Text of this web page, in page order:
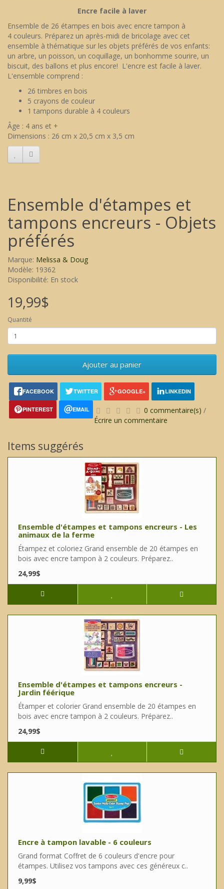
Encre facile à laver
Ensemble de 26 étampes en bois avec encre tampon à
4 couleurs. Préparez un après-midi de bricolage avec cet
ensemble à thématique sur les objets préférés de vos enfants:
un arbre, un poisson, un coquillage, un bonhomme sourire, un
biscuit, des ballons et plus encore! L'encre est facile à laver.
L'ensemble comprend :
26 timbres en bois
5 crayons de couleur
1 tampons durable à 4 couleurs
Âge : 4 ans et +
Dimensions : 26 cm x 20,5 cm x 3,5 cm
Ensemble d'étampes et
tampons encreurs - Objets
préférés
Marque: Melissa & Doug
Modèle: 19362
Disponibilité: En stock
19,99$
Quantité
Ajouter au panier
FACEBOOK TWITTER GOOGLE+ LINKEDIN
PINTEREST EMAIL 0 commentaire(s) /
Écrire un commentaire
Items suggérés
Ensemble d'étampes et tampons encreurs - Les
animaux de la ferme
Étampez et coloriez Grand ensemble de 20 étampes en
bois avec encre tampon à 2 couleurs. Préparez..
24,99$
Ensemble d'étampes et tampons encreurs -
Jardin féérique
Étamper et colorier Grand ensemble de 20 étampes en
bois avec encre tampon à 2 couleurs. Préparez..
24,99$
Encre à tampon lavable - 6 couleurs
Grand format Coffret de 6 couleurs d'encre pour
étampes. Utilisez vos tampons avec ces généreux c..
9,99$